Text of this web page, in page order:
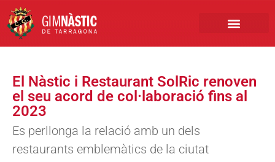
El Nàstic i Restaurant SolRic renoven
el seu acord de col·laboració fins al
2023
Es perllonga la relació amb un dels
restaurants emblemàtics de la ciutat